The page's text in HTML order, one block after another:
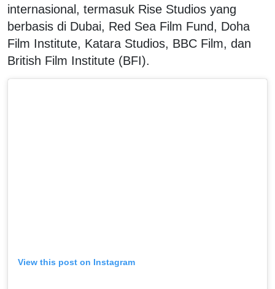
internasional, termasuk Rise Studios yang
berbasis di Dubai, Red Sea Film Fund, Doha
Film Institute, Katara Studios, BBC Film, dan
British Film Institute (BFI).
View this post on Instagram